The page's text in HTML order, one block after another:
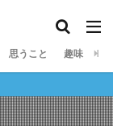
思うこと 趣味